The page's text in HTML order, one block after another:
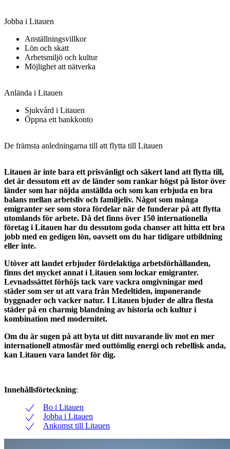
Jobba i Litauen
Anställningsvillkor
Lön och skatt
Arbetsmiljö och kultur
Möjlighet att nätverka
Anlända i Litauen
Sjukvård i Litauen
Öppna ett bankkonto
De främsta anledningarna till att flytta till Litauen
Litauen är inte bara ett prisvänligt och säkert land att flytta till,
det är dessutom ett av de länder som rankar högst på listor över
länder som har nöjda anställda och som kan erbjuda en bra
balans mellan arbetsliv och familjeliv. Något som många
emigranter ser som stora fördelar när de funderar på att flytta
utomlands för arbete. Då det finns över 150 internationella
företag i Litauen har du dessutom goda chanser att hitta ett bra
jobb med en gedigen lön, oavsett om du har tidigare utbildning
eller inte.
Utöver att landet erbjuder fördelaktiga arbetsförhållanden,
finns det mycket annat i Litauen som lockar emigranter.
Levnadssättet förhöjs tack vare vackra omgivningar med
städer som ser ut att vara från Medeltiden, imponerande
byggnader och vacker natur. I Litauen bjuder de allra flesta
städer på en charmig blandning av historia och kultur i
kombination med modernitet.
Om du är sugen på att byta ut ditt nuvarande liv mot en mer
internationell atmosfär med outtömlig energi och rebellisk anda,
kan Litauen vara landet för dig.
Innehållsförteckning:
Bo i Litauen
Jobba i Litauen
Ankomst till Litauen